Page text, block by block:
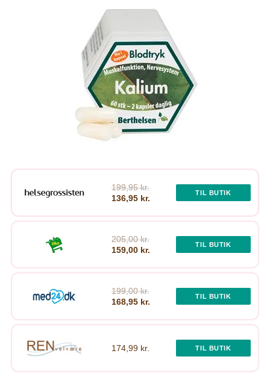
199,95 kr.
136,95 kr.
TIL BUTIK
205,00 kr.
159,00 kr.
TIL BUTIK
199,00 kr.
168,95 kr.
TIL BUTIK
174,99 kr. TIL BUTIK